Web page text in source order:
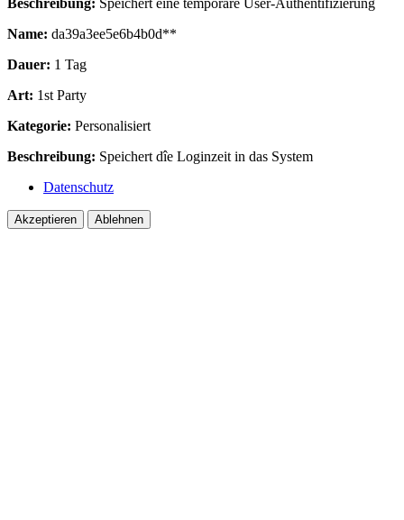
Name: da39a3ee5e6b4b0d**
Dauer: 1 Tag
Art: 1st Party
Kategorie: Personalisiert
Beschreibung: Speichert dîe Loginzeit in das System
Datenschutz
Akzeptieren Ablehnen